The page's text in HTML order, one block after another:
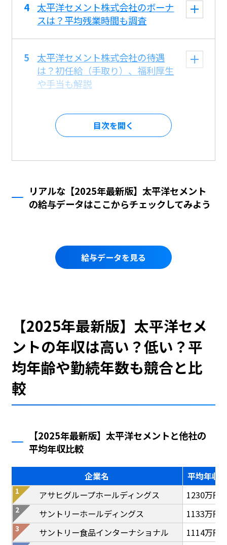
太平洋セメント株式会社のボーナ
スは？平均残業時間も調査
太平洋セメント株式会社の待遇
は？初任給（手取り）、福利厚生
や手当も解説
目次を
リアルな【2025年最新版】太平洋セメント
の給与データはここからチェックしてみよう
給与データを見る
【2025年最新版】太平洋セメ
ントの年収は高い？低い？平
均年齢や勤続年数も競合と比
較
【2025年最新版】太平洋セメントと他社の
平均年収比較
企業名
平均年収
アサヒグループホールディングス
1230万円
サントリーホールディングス
1133万円
サントリー食品インターナショナル
1114万円